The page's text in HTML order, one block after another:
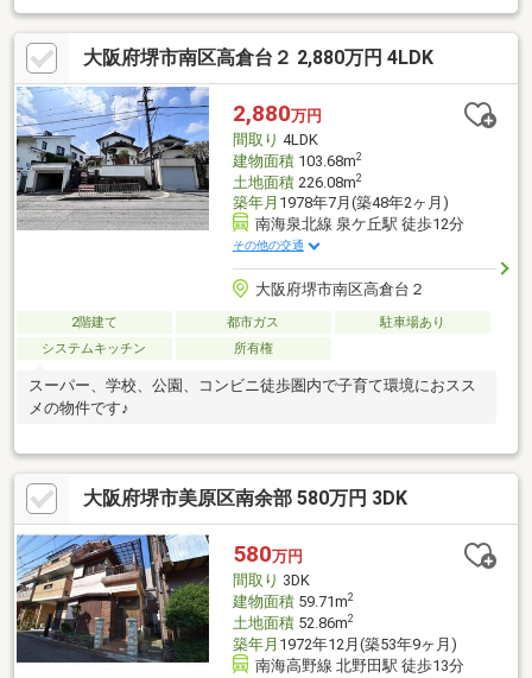
学校…東小学校まで750m◆中学校…狭山中学校まで1100m◆スー
パー…サンディ大阪狭山店まで750m◆コンビニ…ローソン大阪狭
山池尻中二丁目店まで300m＼ユースフルって／１．購入・売却・
賃貸の安心オールサポート♪２．住宅ローン取扱い銀行と連携多数
で低金利の比較可能♪空家ですので、お客様のご都合に合わせてご
内覧頂けます♪お気軽にお問合せ下さい♪
大阪府堺市南区高倉台２ 2,880万円 4LDK
2,880万円
間取り 4LDK
建物面積103.68m2
土地面積226.08m2
築年月 1978年7月(築48年2ヶ月)
南海泉北線 泉ケ丘駅 徒歩12分
その他の交通
大阪府堺市南区高倉台２
2階建て 都市ガス
駐車場あり
システムキッチン
所有権
スーパー、学校、公園、コンビニ徒歩圏内で子育て環境におスス
メの物件です♪
大阪府堺市美原区南余部 580万円 3DK
580万円
間取り 3DK
建物面積59.71m2
土地面積52.86m2
築年月 1972年12月(築53年9ヶ月)
南海高野線 北野田駅 徒歩13分